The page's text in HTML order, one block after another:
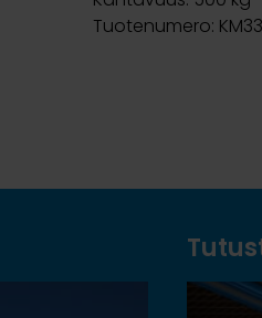
Tuotenumero: